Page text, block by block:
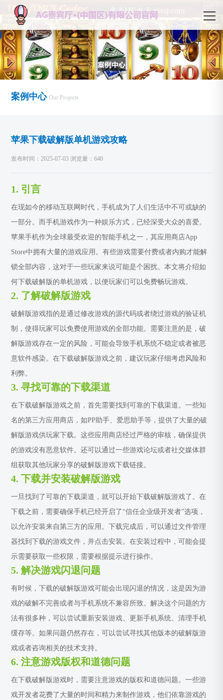
案例中心 Our Projects
苹果下载破解版单机游戏攻略
发布时间：2025-07-03 浏览量：640
1. 引言
在现如今的移动互联网时代，手机成为了人们生活中不可或缺的
一部分。而手机游戏作为一种娱乐方式，已经深受大众的喜爱。
苹果手机作为全球最受欢迎的智能手机之一，其应用商店App
Store中拥有大量的游戏应用。有些游戏需要付费或者内购才能解
锁全部内容，这对于一些玩家来说可能是个困扰。本文将介绍如
何下载破解版的单机游戏，以便玩家们可以免费畅玩游戏。
2. 了解破解版游戏
破解版游戏指的是通过修改游戏的源代码或者绕过游戏的验证机
制，使得玩家可以免费使用游戏的全部功能。需要注意的是，破
解版游戏存在一定的风险，可能会导致手机系统不稳定或者被恶
意软件感染。在下载破解版游戏之前，建议玩家仔细考虑风险和
利弊。
3. 寻找可靠的下载渠道
在下载破解版游戏之前，首先需要找到可靠的下载渠道。一些知
名的第三方应用商店，如PP助手、爱思助手等，提供了大量的破
解版游戏供玩家下载。这些应用商店经过严格的审核，确保提供
的游戏没有恶意软件。还可以通过一些游戏论坛或者社交媒体群
组获取其他玩家分享的破解版游戏下载链接。
4. 下载并安装破解版游戏
一旦找到了可靠的下载渠道，就可以开始下载破解版游戏了。在
下载之前，需要确保手机已经开启了“信任企业级开发者”选项，
以允许安装来自第三方的应用。下载完成后，可以通过文件管理
器找到下载的游戏文件，并点击安装。在安装过程中，可能会提
示需要获取一些权限，需要根据提示进行操作。
5. 解决游戏闪退问题
有时候，下载的破解版游戏可能会出现闪退的情况，这是因为游
戏的破解不完善或者与手机系统不兼容所致。解决这个问题的方
法有很多种，可以尝试重新安装游戏、更新手机系统、清理手机
缓存等。如果问题仍然存在，可以尝试寻找其他版本的破解版游
戏或者咨询相关的技术支持。
6. 注意游戏版权和道德问题
在下载破解版游戏时，需要注意游戏的版权和道德问题。一些游
戏开发者花费了大量的时间和精力来制作游戏，他们依靠游戏的